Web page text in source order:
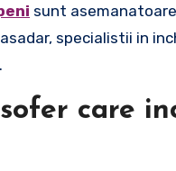
sunt
specialistii in
care